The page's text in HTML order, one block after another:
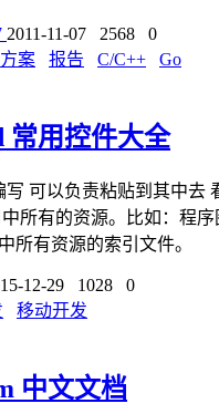
2011-11-07 2568
0
方案 报告 C/C++
Go
常用控件大全
写 可以负责粘贴到其中去
所有的资源。比如：程序
所有资源的索引文件。
12-29 1028
0
移动开发
中文文档